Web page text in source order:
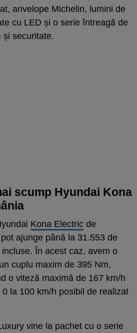
anvelope Michelin, lumini de
cu LED și o serie întreagă de
și securitate.
scump Hyundai Kona
Kona Electric de
ajunge până la 31.553 de
În acest caz, avem o
cuplu maxim de 395 Nm,
o viteză maximă de 167 km/h
la 100 km/h posibil de realizat
vine la pachet cu o serie